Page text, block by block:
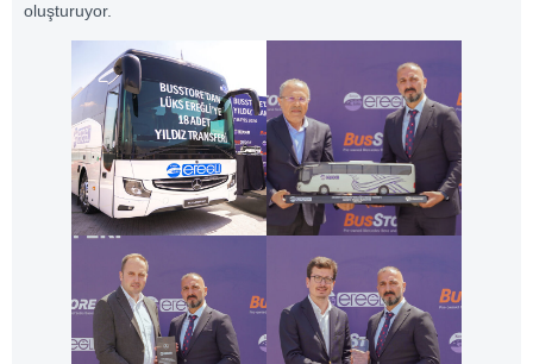
oluşturuyor.